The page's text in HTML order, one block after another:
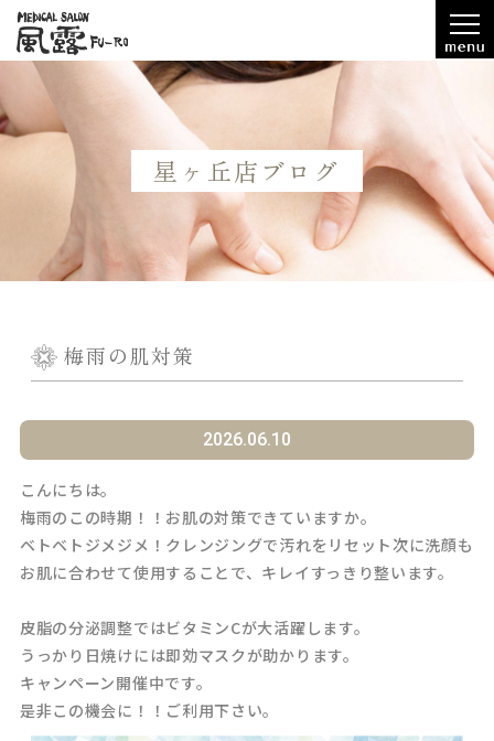
星ヶ丘店ブログ
梅雨の肌対策
2026.06.10
こんにちは。
梅雨のこの時期！！お肌の対策できていますか。
ベトベトジメジメ！クレンジングで汚れをリセット次に洗顔も
お肌に合わせて使用することで、キレイすっきり整います。
皮脂の分泌調整ではビタミンCが大活躍します。
うっかり日焼けには即効マスクが助かります。
キャンペーン開催中です。
是非この機会に！！ご利用下さい。